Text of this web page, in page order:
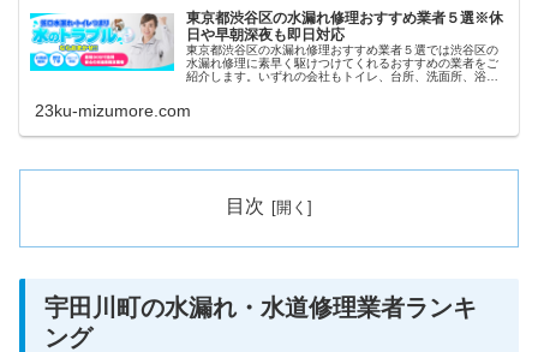
東京都渋谷区の水漏れ修理おすすめ業者５選※休
日や早朝深夜も即日対応
東京都渋谷区の水漏れ修理おすすめ業者５選では渋谷区の
水漏れ修理に素早く駆けつけてくれるおすすめの業者をご
紹介します。いずれの会社もトイレ、台所、洗面所、浴室
23ku-mizumore.com
目次
宇田川町の水漏れ・水道修理業者ランキ
ング